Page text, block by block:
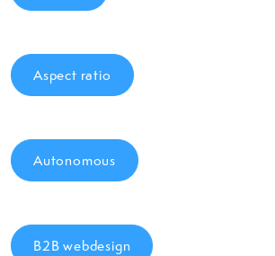
Aspect ratio
Autonomous
B2B webdesign